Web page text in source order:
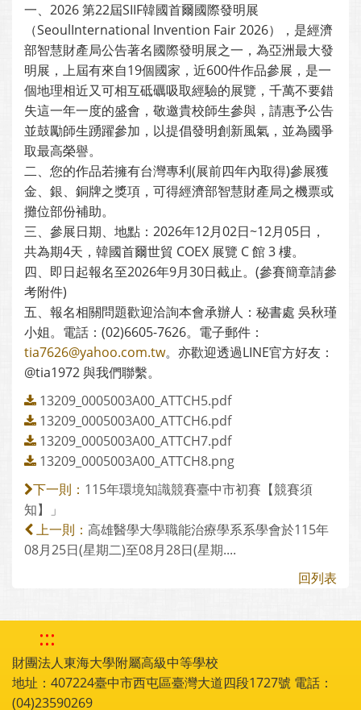
一、2026 第22屆SIIF韓國首爾國際發明展
（SeoulInternational Invention Fair 2026），是經濟
部智慧財產局公告著名國際發明展之一，為亞洲最大發
明展，上屆有來自19個國家，近600件作品參展，是一
個地理相近又可相互砥礪吸取經驗的展覽，千萬不要錯
失這一年一度的盛會，敬邀貴校師生參與，請惠予公告
並鼓勵師生踴躍參加，以提倡發明創新風氣，並為國爭
取最高榮譽。
二、您的作品若擁有台灣專利(展前四年內取得)參展獲
金、銀、銅牌之獎項，可得經濟部智慧財產局之機票或
攤位部份補助。
三、參展日期、地點：2026年12月02日~12月05日，
共為期4天，韓國首爾世貿 COEX 展覽 C 館 3 樓。
四、即日起報名至2026年9月30日截止。(參賽簡章請參
考附件)
五、報名相關問題歡迎洽詢本會承辦人：秘書處 吳秋瑾
小姐。電話：(02)6605-7626。電子郵件：
tia7626@yahoo.com.tw。亦歡迎透過LINE官方好友：
@tia1972 與我們聯繫。
13209_0005003A00_ATTCH5.pdf
13209_0005003A00_ATTCH6.pdf
13209_0005003A00_ATTCH7.pdf
13209_0005003A00_ATTCH8.png
下一則： 115年環境知識競賽臺中市初賽【競賽須
知】」
上一則： 高雄醫學大學職能治療學系系學會於115年
08月25日(星期二)至08月28日(星期....
回列表
:::
財團法人東海大學附屬高級中等學校
地址：407224臺中市西屯區臺灣大道四段1727號 電話：
(04)23590269